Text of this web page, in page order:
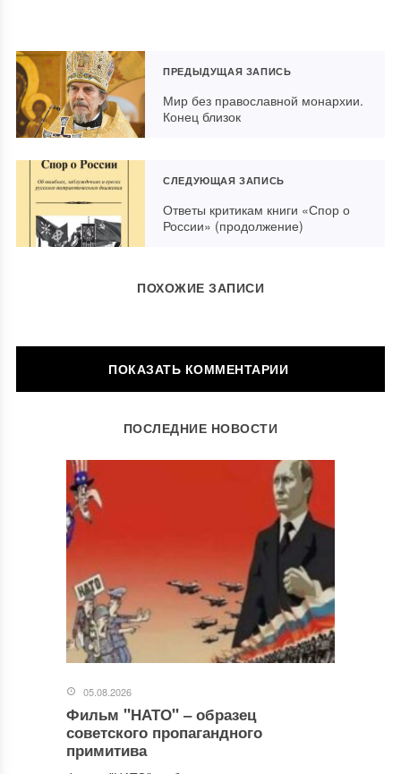
ПРЕДЫДУЩАЯ ЗАПИСЬ
Мир без православной монархии.
Конец близок
СЛЕДУЮЩАЯ ЗАПИСЬ
Ответы критикам книги «Спор о
России» (продолжение)
ПОХОЖИЕ ЗАПИСИ
ОСТАВИТЬ КОММЕНТАРИЙ
Комментарий*
ПОСЛЕДНИЕ НОВОСТИ
05.08.2026
Фильм "НАТО" ‒ образец
советского пропагандного
примитива